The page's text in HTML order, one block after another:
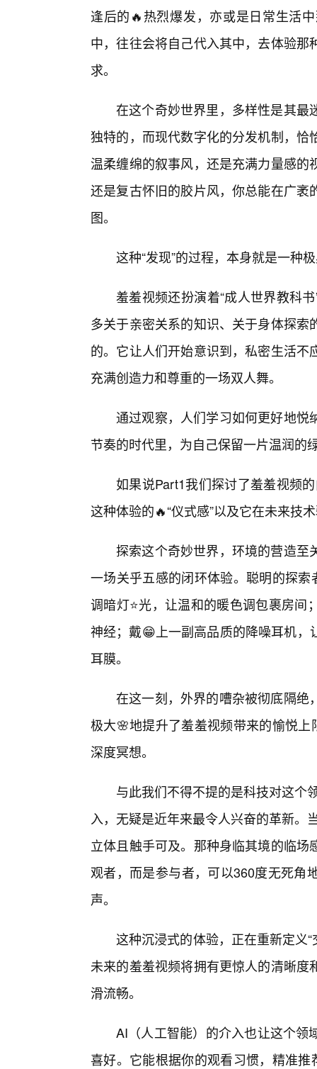
逢后的🔥热烈爆发，亦或是日常生活
中，往往会将自己代入其中，去体验
求。
在这个奇妙世界里，多样性是其最
独特的，而现代数字化的分发机制，
温柔缠绵的叙事风，还是充满力量感
还是复古怀旧的胶片风，你总能在广
图。
这种“发现”的过程，本身就是一种
羞羞视频还扮演着“成人世界教科
多关于亲密关系的知识、关于身体探
的。它让人们开始意识到，私密生活
充满创造力和尊重的一场双人舞。
通过观察，人们学习如何更好地悦
节奏的时代里，为自己保留一片温润的
如果说Part1我们探讨了羞羞视频
这种体验的🔥“仪式感”以及它在未来技
探索这个奇妙世界，环境的营造至
一场关乎五感的闭环体验。聪明的探
调暗灯⭐光，让温和的暖色调包裹房
神经；戴😁上一副高品质的降噪耳机
耳膜。
在这一刻，外界的嘈杂被彻底隔绝
极大🌸地提升了羞羞视频带来的愉悦
深度冥想。
与此我们不得不提的是科技对这个
入，无疑是近年来最令人兴奋的革新。
立体且触手可及。那种身临其境的临
观者，而是参与者，可以360度无死角
声。
这种沉浸式的体验，正在重新定义
未来的羞羞视频将拥有更惊人的清晰
滑流畅。
AI（人工智能）的介入也让这个领
喜好。它能根据你的观看习惯，精准